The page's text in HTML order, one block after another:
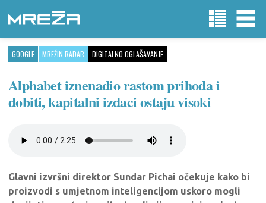
GOOGLE MREŽIN RADAR DIGITALNO OGLAŠAVANJE
Alphabet iznenadio rastom prihoda i
dobiti, kapitalni izdaci ostaju visoki
Glavni izvršni direktor Sundar Pichai očekuje kako bi
proizvodi s umjetnom inteligencijom uskoro mogli